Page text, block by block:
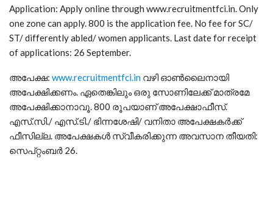
Application: Apply online through www.recruitmentfci.in. Only
one zone can apply. 800 is the application fee. No fee for SC/
ST/ differently abled/ women applicants. Last date for receipt
of applications: 26 September.
അപേക്ഷ: www.recruitmentfci.in വഴി ഓണ്‍ലൈനായി
അപേക്ഷിക്കണം. ഏതെങ്കിലും ഒരു സോണിലേക്ക് മാത്രമേ
അപേക്ഷിക്കാനാവൂ. 800 രൂപയാണ് അപേക്ഷാഫീസ്.
എസ്.സി./ എസ്.ടി./ ഭിന്നശേഷി/ വനിതാ അപേക്ഷകര്‍ക്ക്
ഫീസില്ല. അപേക്ഷകള്‍ സ്വീകരിക്കുന്ന അവസാന തീയതി:
സെപ്റ്റംബര്‍ 26.